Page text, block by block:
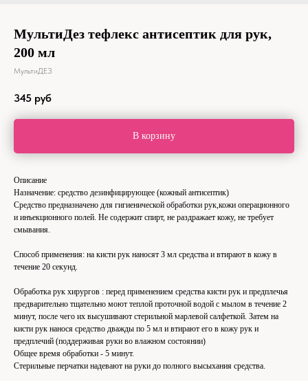
МультиДез тефлекс антисептик для рук,
200 мл
МультиДЕЗ
345 руб
В корзину
Описание
Назначение: средство дезинфицирующее (кожный антисептик)
Средство предназначено для гигиенической обработки рук,кожи операционного
и инъекционного полей. Не содержит спирт, не раздражает кожу, не требует
смывания.
Способ применения: на кисти рук наносят 3 мл средства и втирают в кожу в
течение 20 секунд.
Обработка рук хирургов : перед применением средства кисти рук и предплечья
предварительно тщательно моют теплой проточной водой с мылом в течение 2
минут, после чего их высушивают стерильной марлевой салфеткой. Затем на
кисти рук нанося средство дважды по 5 мл и втирают его в кожу рук и
предплечий (поддерживая руки во влажном состоянии)
Общее время обработки - 5 минут.
Стерильные перчатки надевают на руки до полного высыхания средства.